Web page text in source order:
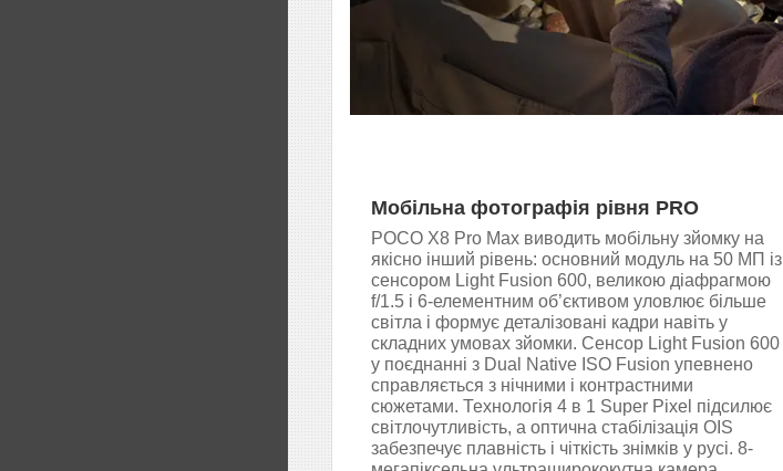
Мобільна фотографія рівня PRO
POCO X8 Pro Max виводить мобільну зйомку на
якісно інший рівень: основний модуль на 50 МП із
сенсором Light Fusion 600, великою діафрагмою
f/1.5 і 6-елементним об’єктивом уловлює більше
світла і формує деталізовані кадри навіть у
складних умовах зйомки. Сенсор Light Fusion 600
у поєднанні з Dual Native ISO Fusion упевнено
справляється з нічними і контрастними
сюжетами. Технологія 4 в 1 Super Pixel підсилює
світлочутливість, а оптична стабілізація OIS
забезпечує плавність і чіткість знімків у русі. 8-